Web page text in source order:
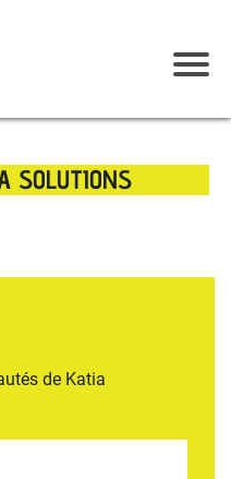
SOLUTIONS
de Katia